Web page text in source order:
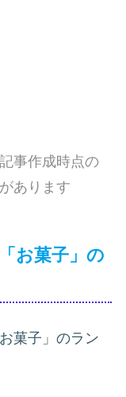
事作成時点の
あります
お菓子」の
菓子」のラン